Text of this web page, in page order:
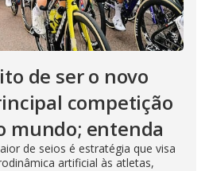
de ser o novo
competição
mundo; entenda
de seios é estratégia que visa
artificial às atletas,